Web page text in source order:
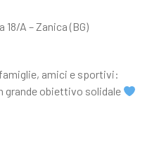
18/A – Zanica (BG)
amici e sportivi:
grande obiettivo solidale